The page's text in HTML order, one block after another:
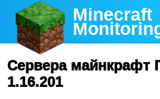
Minecraft
Сервера майнкрафт
1.16.201